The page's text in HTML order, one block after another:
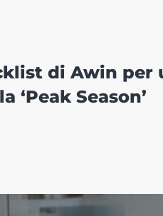
di Awin
‘Peak Season’